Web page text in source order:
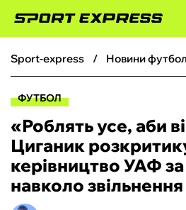
ФУТБОЛ
БОКС
ХОКЕЙ
sport-express новини
ФУТБОЛ
«Роблять усе, аби
Циганик
керівництво УАФ
навколо